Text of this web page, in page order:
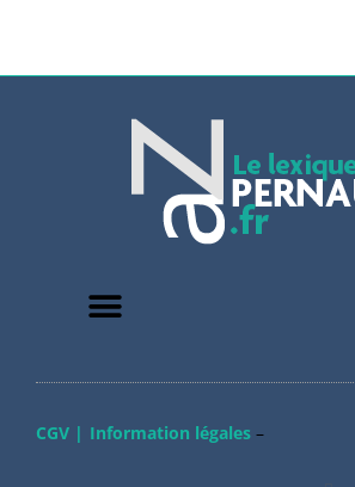
CGV | Information légales–